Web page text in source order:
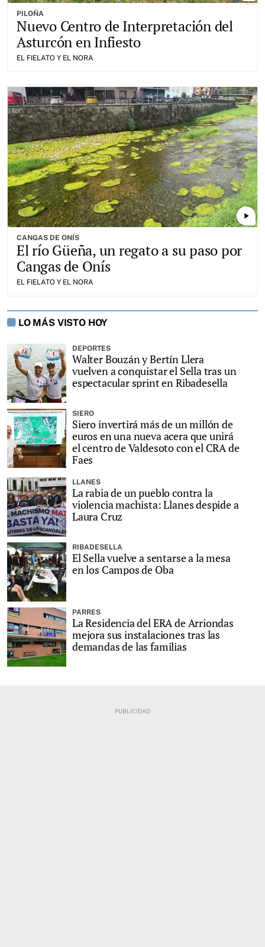
PILOÑA
Nuevo Centro de Interpretación del
Asturcón en Infiesto
EL FIELATO Y EL NORA
play_arrow
CANGAS DE ONÍS
El río Güeña, un regato a su paso por
Cangas de Onís
EL FIELATO Y EL NORA
LO MÁS VISTO HOY
DEPORTES
Walter Bouzán y Bertín Llera
vuelven a conquistar el Sella tras un
espectacular sprint en Ribadesella
SIERO
Siero invertirá más de un millón de
euros en una nueva acera que unirá
el centro de Valdesoto con el CRA de
Faes
LLANES
La rabia de un pueblo contra la
violencia machista: Llanes despide a
Laura Cruz
RIBADESELLA
El Sella vuelve a sentarse a la mesa
en los Campos de Oba
PARRES
La Residencia del ERA de Arriondas
mejora sus instalaciones tras las
demandas de las familias